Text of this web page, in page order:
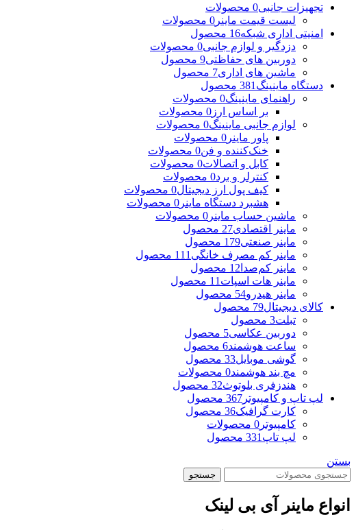
تجهیزات جانبی0 محصولات
لیست قیمت ماینر 0 محصولات
امنیتی اداری شبکه16 محصول
دزدگیر و لوازم جانبی0 محصولات
دوربین های حفاظتی9 محصول
ماشین های اداری7 محصول
دستگاه ماینینگ 381 محصول
راهنمای ماینینگ0 محصولات
بر اساس ارز 0 محصولات
لوازم جانبی ماینینگ0 محصولات
پاور ماینر 0 محصولات
خنک‌کننده و فن0 محصولات
کابل و اتصالات0 محصولات
کنترلر و برد0 محصولات
کیف پول ارز دیجیتال0 محصولات
هشبرد دستگاه ماینر 0 محصولات
ماشین حساب ماینر 0 محصولات
ماینر اقتصادی27 محصول
ماینر صنعتی179 محصول
ماینر کم مصرف خانگی 111 محصول
ماینر کم‌صدا 12 محصول
ماینر هات اسپات 11 محصول
ماینر هیدرو54 محصول
کالای دیجیتال79 محصول
تبلت3 محصول
دوربین عکاسی5 محصول
ساعت هوشمند6 محصول
گوشی موبایل33 محصول
مچ بند هوشمند0 محصولات
هندزفری بلوتوث32 محصول
لپ تاپ و کامپیوتر 367 محصول
کارت گرافیک36 محصول
کامپیوتر 0 محصولات
لپ تاپ 331 محصول
بستن
جستجو
انواع ماینر آی بی لینک